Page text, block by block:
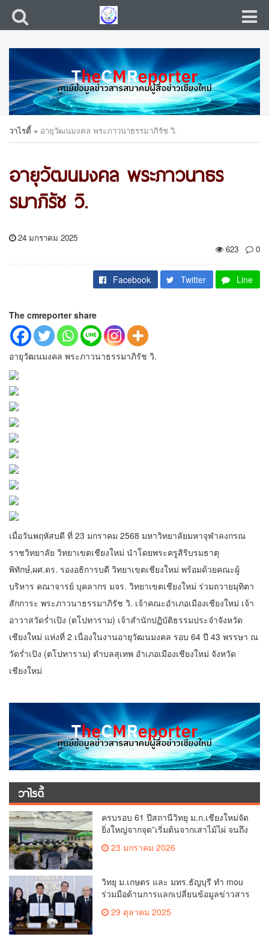
วาไรตี้ » อายุวัฒนมงคล พระภาวนาธรรมาภิรัช วิ.
อายุวัฒนมงคล พระภาวนาธร
รมาภิรัช วิ.
24 มกราคม 2025
623
0
Facebook Twitter Line
The cmreporter share
อายุวัฒนมงคล พระภาวนาธรรมาภิรัช วิ.
เมื่อวันพฤหัสบดี ที่ 23 มกราคม 2568 มหาวิทยาลัยมหาจุฬาลงกรณ
ราชวิทยาลัย วิทยาเขตเชียงใหม่ นำโดยพระครูสิริบรมธาตุ
พิทักษ์,ผศ.ดร. รองอธิการบดี วิทยาเขตเชียงใหม่ พร้อมด้วยคณะผู้
บริหาร คณาจารย์ บุคลากร มจร. วิทยาเขตเชียงใหม่ ร่วมถวายมุทิตา
สักการะ พระภาวนาธรรมาภิรัช วิ. เจ้าคณะอำเภอเมืองเชียงใหม่ เจ้า
อาวาสวัดร่ำเปิง (ตโปทาราม) เจ้าสำนักปฏิบัติธรรมประจำจังหวัด
เชียงใหม่ แห่งที่ 2 เนื่องในงานอายุวัฒนมงคล รอบ 64 ปี 43 พรรษา ณ
วัดร่ำเปิง (ตโปทาราม) ตำบลสุเทพ อำเภอเมืองเชียงใหม่ จังหวัด
เชียงใหม่
วาไรตี้
ครบรอบ 61 ปีสถานีวิทยุ ม.ก.เชียงใหม่จัด
ยิ่งใหญ่จากจุด”เริ่มต้นจากเสาไม้ไผ่ จนถึง
23 มกราคม 2026
วิทยุ ม.เกษตร และ มทร.ธัญบุรี ทำ mou
ร่วมมือด้านการแลกเปลี่ยนข้อมูลข่าวสาร
เพื่อถ่ายทอดองค์ความรู้ดีๆสู่ประชาชนให้
ครอบคลุม
29 ตุลาคม 2025